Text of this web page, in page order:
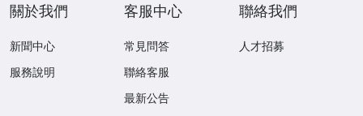
關於我們
新聞中心
服務說明
客服中心
常見問答
聯絡客服
最新公告
聯絡我們
人才招募